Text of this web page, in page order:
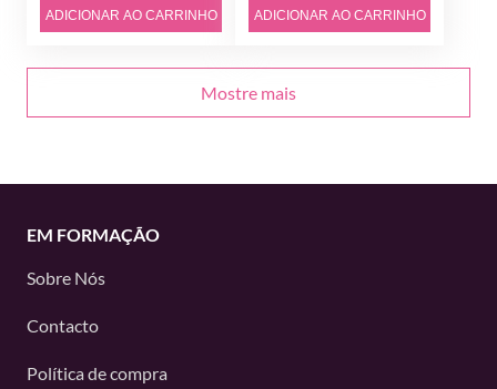
ADICIONAR AO CARRINHO ADICIONAR AO CARRINHO
Mostre mais
EM FORMAÇÃO
Sobre Nós
Contacto
Política de compra